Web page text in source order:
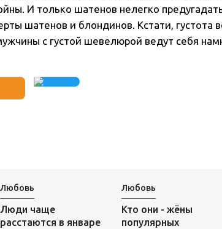
И только шатенов нелегко
шатенов и блондинов. Кстати, густота
с густой шевелюрой ведут себя
Любовь
Люди чаще
расстаются в январе
Любовь
Кто они - жёны
популярных